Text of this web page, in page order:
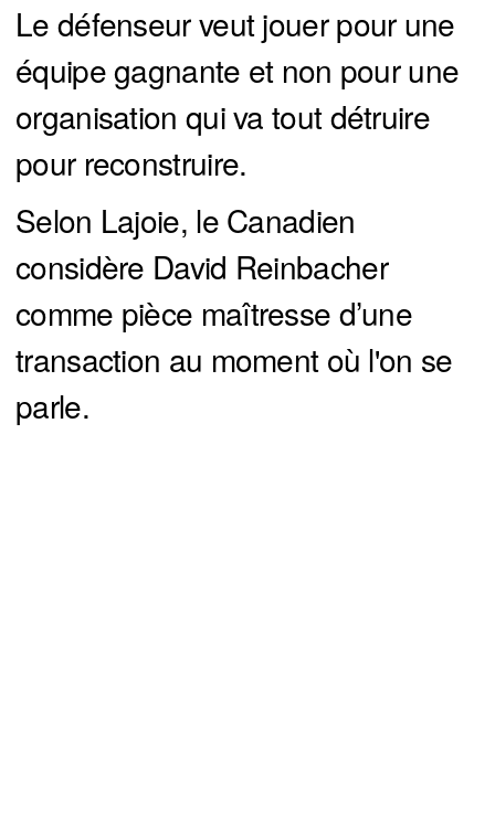
Le défenseur veut jouer pour une
équipe gagnante et non pour une
organisation qui va tout détruire
pour reconstruire.
Selon Lajoie, le Canadien
considère David Reinbacher
comme pièce maîtresse d’une
transaction au moment où l'on se
parle.